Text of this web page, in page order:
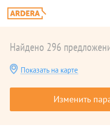
Найдено 296
Показать на карте
Изменить